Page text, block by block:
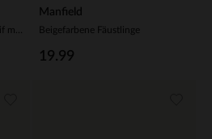
Manfield
Beigefarbene Fäustlinge
19.99